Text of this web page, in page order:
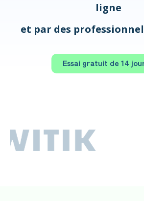
ligne
et par des
Essai gratuit de 14